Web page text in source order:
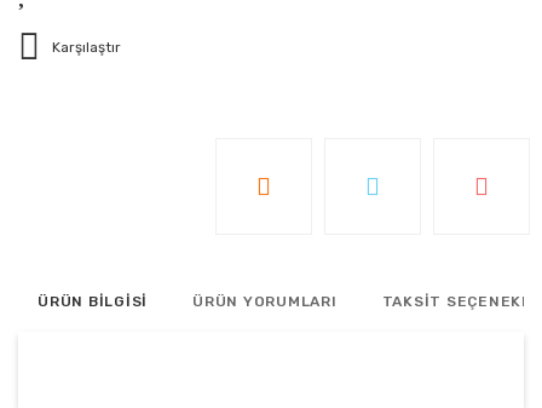
Karşılaştır
ÜRÜN BİLGİSİ ÜRÜN YORUMLARI TAKSİT